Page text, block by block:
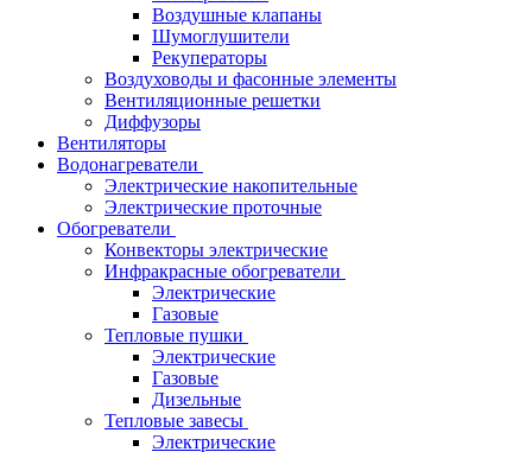
Воздушные клапаны
Шумоглушители
Рекуператоры
Воздуховоды и фасонные элементы
Вентиляционные решетки
Диффузоры
Вентиляторы
Водонагреватели
Электрические накопительные
Электрические проточные
Обогреватели
Конвекторы электрические
Инфракрасные обогреватели
Электрические
Газовые
Тепловые пушки
Электрические
Газовые
Дизельные
Тепловые завесы
Электрические